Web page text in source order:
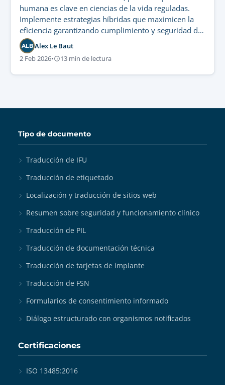
humana es clave en ciencias de la vida reguladas.
Implemente estrategias híbridas que maximicen la
eficiencia garantizando cumplimiento y seguridad del
paciente.
ALB Alex Le Baut
2 Feb 2026• 13 min de lectura
Tipo de documento
Traducción de IFU
Traducción de etiquetado
Localización y traducción de sitios web
Resumen sobre seguridad y funcionamiento clínico
Traducción de PIL
Traducción de documentación técnica
Traducción de tarjetas de implante
Traducción de FSN
Formularios de consentimiento informado
Diálogo estructurado con organismos notificados
Certificaciones
ISO 13485:2016